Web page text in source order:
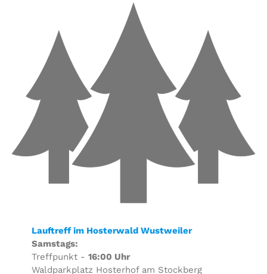
Lauftreff im Hosterwald Wustweiler
Samstags:
Treffpunkt - 16:00 Uhr
Waldparkplatz Hosterhof am Stockberg